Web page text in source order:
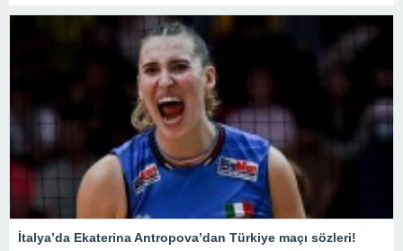
İtalya’da Ekaterina Antropova’dan Türkiye maçı sözleri!